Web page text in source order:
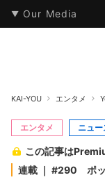
Our Media
本・文芸 情報化社会
KAI-YOU エンタメ
エンタメ ニュー
この記事は
連載 ｜ #290 ポッ